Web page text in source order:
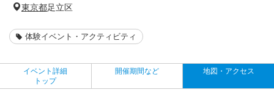
東京都足立区
体験イベント・アクティビティ
イベント詳細
トップ
開催期間など 地図・アクセス